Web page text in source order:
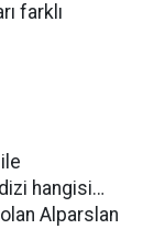
farklı
hangisi…
Alparslan